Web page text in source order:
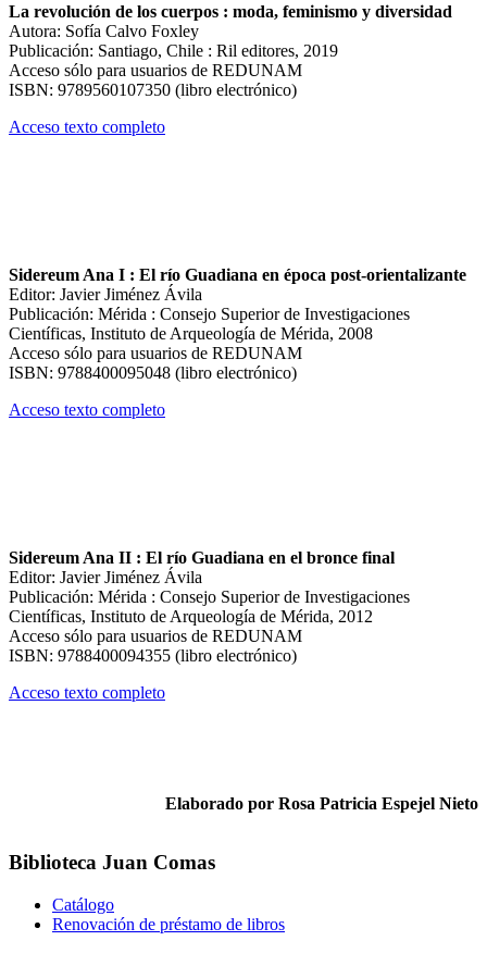
La revolución de los cuerpos : moda, feminismo y diversidad
Autora: Sofía Calvo Foxley
Publicación: Santiago, Chile : Ril editores, 2019
Acceso sólo para usuarios de REDUNAM
ISBN: 9789560107350 (libro electrónico)
Acceso texto completo
Sidereum Ana I : El río Guadiana en época post-orientalizante
Editor: Javier Jiménez Ávila
Publicación: Mérida : Consejo Superior de Investigaciones
Científicas, Instituto de Arqueología de Mérida, 2008
Acceso sólo para usuarios de REDUNAM
ISBN: 9788400095048 (libro electrónico)
Acceso texto completo
Sidereum Ana II : El río Guadiana en el bronce final
Editor: Javier Jiménez Ávila
Publicación: Mérida : Consejo Superior de Investigaciones
Científicas, Instituto de Arqueología de Mérida, 2012
Acceso sólo para usuarios de REDUNAM
ISBN: 9788400094355 (libro electrónico)
Acceso texto completo
Elaborado por Rosa Patricia Espejel Nieto
Biblioteca Juan Comas
Catálogo
Renovación de préstamo de libros